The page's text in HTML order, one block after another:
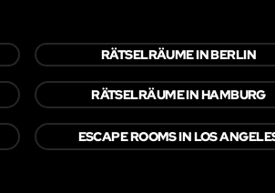
RÄTSELRÄUME IN BERLIN
RÄTSELRÄUME IN HAMBURG
ESCAPE ROOMS IN LOS